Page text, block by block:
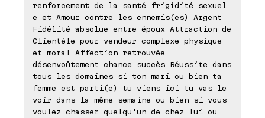
renforcement de la santé frigidité sexuel
e et Amour contre les ennemis(es) Argent
Fidélité absolue entre époux Attraction de
Clientèle pour vendeur complexe physique
et moral Affection retrouvée
désenvoûtement chance succès Réussite dans
tous les domaines si ton mari ou bien ta
femme est parti(e) tu viens ici tu vas le
voir dans la même semaine ou bien si vous
voulez chasser quelqu'un de chez lui ou